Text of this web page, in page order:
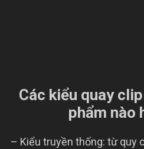
Các kiểu quay
phẩm nào
– Kiểu truyền thống: từ quy